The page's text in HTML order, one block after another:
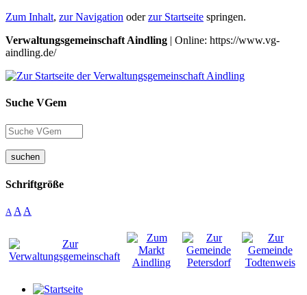
Zum Inhalt, zur Navigation oderzur Startseite springen.
Verwaltungsgemeinschaft Aindling | Online: https://www.vg-
aindling.de/
Suche VGem
suchen
Schriftgröße
A A A